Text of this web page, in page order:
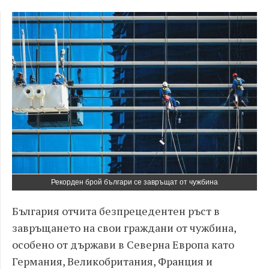
Рекорден брой българи се завръщат от чужбина
България отчита безпрецедентен ръст в
завръщането на свои граждани от чужбина,
особено от държави в Северна Европа като
Германия, Великобритания, Франция и